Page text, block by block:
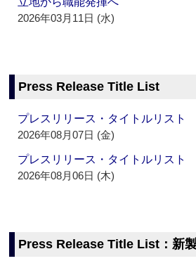
2026年03月11日 (水)
Press Release Title List
プレスリリース・タイトルリスト
2026年08月07日 (金)
プレスリリース・タイトルリスト
2026年08月06日 (木)
Press Release Title List：新